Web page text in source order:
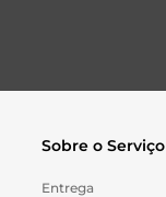
Sobre o Serviço
Entrega